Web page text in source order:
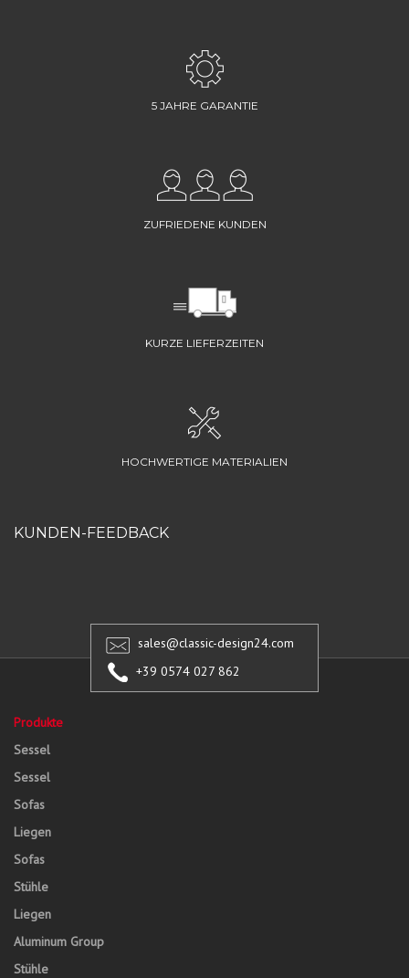
5 JAHRE GARANTIE
ZUFRIEDENE KUNDEN
KURZE LIEFERZEITEN
HOCHWERTIGE MATERIALIEN
KUNDEN-FEEDBACK
sales@classic-design24.com
+39 0574 027 862
Produkte
Sessel
Sessel
Sofas
Liegen
Sofas
Stühle
Liegen
Aluminum Group
Stühle